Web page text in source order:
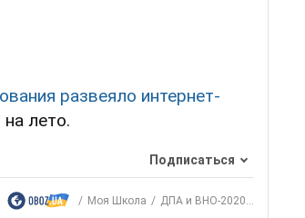
развеяло интернет-
лето.
Подписаться
Моя Школа ДПА и ВНО-2020...